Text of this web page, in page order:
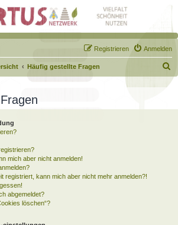
Anmelden
Registrieren
Häufig gestellte Fragen
u
h
mich aber nicht anmelden!
registriert, kann mich aber nicht mehr anmelden?!
abgemeldet?
löschen“?